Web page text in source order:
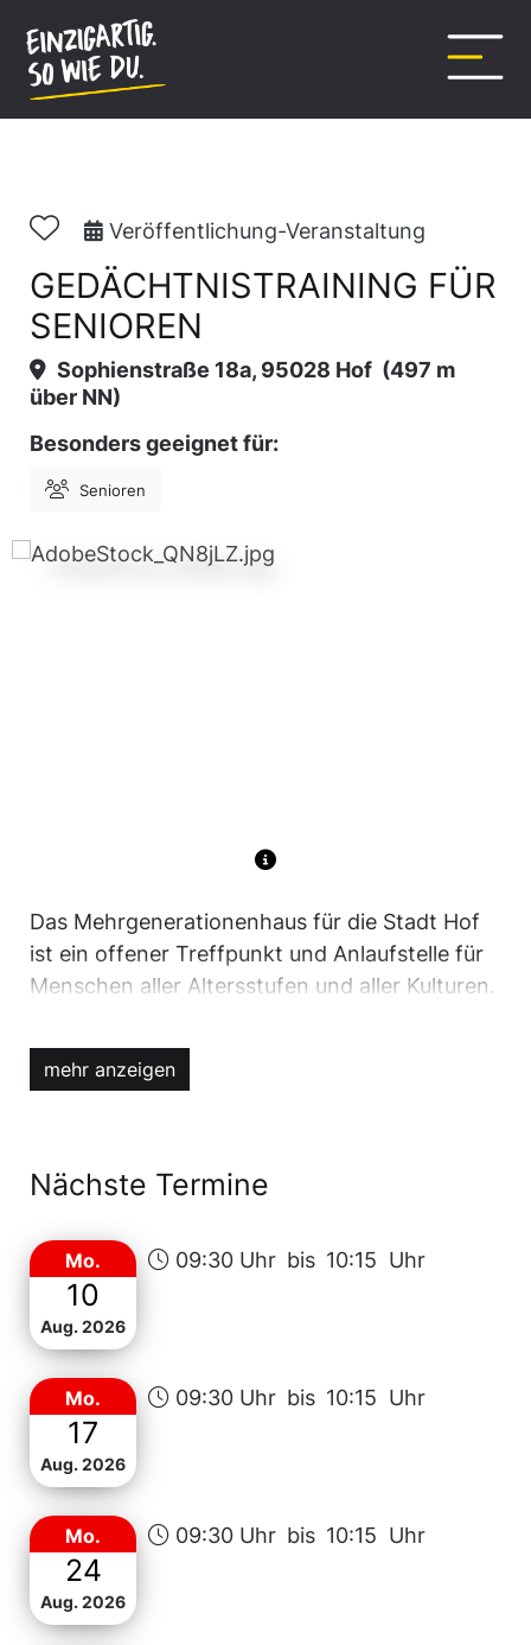
springen
Veröffentlichung-Veranstaltung
GEDÄCHTNISTRAINING FÜR
SENIOREN
Sophienstraße 18a, 95028 Hof (497 m
über NN)
Besonders geeignet für:
Senioren
Das Mehrgenerationenhaus für die Stadt Hof
ist ein offener Treffpunkt und Anlaufstelle für
Menschen aller Altersstufen und aller Kulturen.
und bei Bedarf Hilfe und Unterstützung
erfahren. Das Gedächtnistraining für Senioren
mehr anzeigen
Nächste Termine
Mo.
10
Aug. 2026
09:30 Uhr bis 10:15 Uhr
Mo.
17
Aug. 2026
09:30 Uhr bis 10:15 Uhr
Mo.
24
Aug. 2026
09:30 Uhr bis 10:15 Uhr